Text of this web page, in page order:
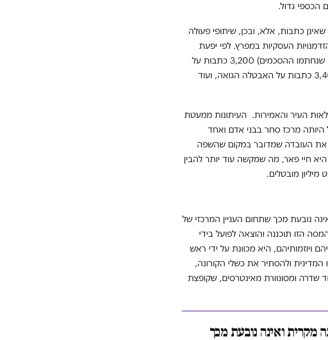
הכספי גדול.
כתבות, אלא, ובכן, שיתופי פעולה
העסקיות במפרץ. לפי יפעת
בקרת מדיה, היו מאז תחילת נובמבר (כלומר אחרי שנחתמו ההסכמים) 3,200 כתבות על
דובאי בכלי התקשורת. באותה תקופה פורסמו 3,400 כתבות על האבטלה הגואה, ועוד
העיר והאמירות. העיתונות ממעטת
היותה מרכז סחר בבני אדם ואחד
את העובדה שמדובר במקום שהשפה
חיי פאר, מה שמקשה עוד יותר להבין
מובטלים.
נובעת מכך שתחום העניין המרכזי של
הזו תוכננה והוצאה לפועל בידי
ויוזמותיהם, היא מכוונת על ידי ראש
ולהסתיר את כשלי הקורונה,
שדרה ומסונוורת מאינטרסים, שקופצת
מקרית ואינה נובעת מכך